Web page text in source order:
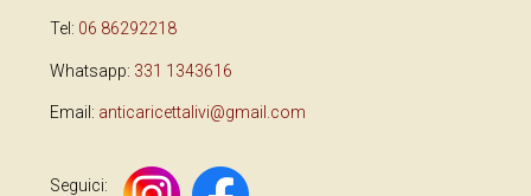
Tel: 06 86292218
Whatsapp: 331 1343616
Email: anticaricettalivi@gmail.com
Seguici: